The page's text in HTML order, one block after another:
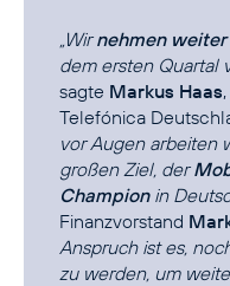
„Wirnehmen weiter
dem ersten Quartal
sagte Markus Haas
Telefónica
vor Augen arbeiten
großen Ziel, der
Championin
Finanzvorstand
Anspruch ist es,
zu werden, um